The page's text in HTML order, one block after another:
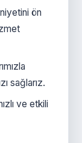
ön
sağlarız.
ve etkili